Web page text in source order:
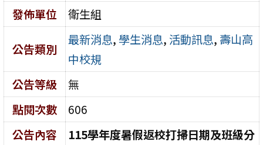
發佈單位
衛生組
公告類別
最新消息, 學生消息, 活動訊息, 壽山高
中校規
公告等級
無
點閱次數
606
公告內容
115學年度暑假返校打掃日期及班級分